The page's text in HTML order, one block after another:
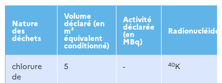
2013 2014 2015 2016
Nature
des
déchets
Volume
déclaré (en
m³
équivalent
conditionné)
Activité
déclarée
(en
MBq)
chlorure
de
5 - 40K